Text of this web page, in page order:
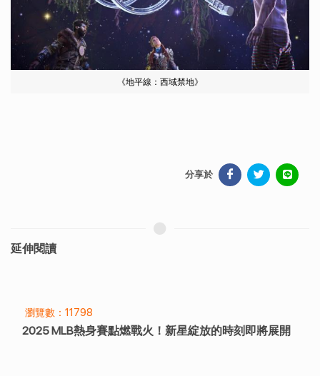
《地平線：西域禁地》
分享於
延伸閱讀
瀏覽數：11798
2025 MLB熱身賽點燃戰火！新星綻放的時刻即將展開